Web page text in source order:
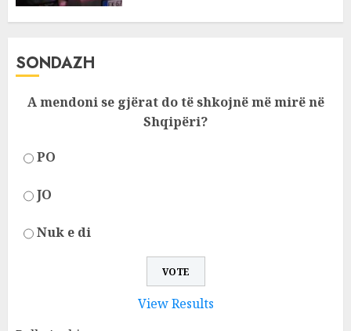
SONDAZH
A mendoni se gjërat do të shkojnë më mirë në
Shqipëri?
PO
JO
Nuk e di
View Results